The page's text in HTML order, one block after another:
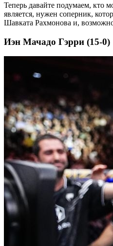
Теперь давайте подумаем, кто
является, нужен соперник,
Шавката Рахмонова и,
Иэн Мачадо Гэрри (15-0)